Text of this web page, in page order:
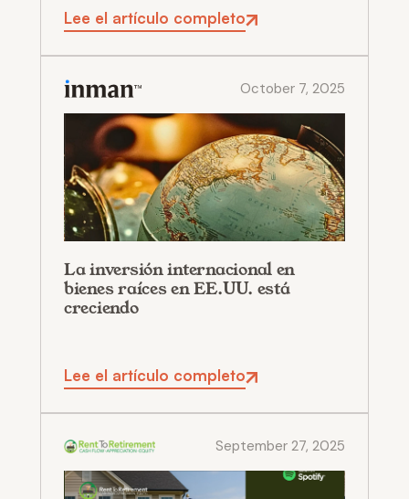
Lee el artículo completo
October 7, 2025
La inversión internacional en
bienes raíces en EE.UU. está
creciendo
Lee el artículo completo
September 27, 2025